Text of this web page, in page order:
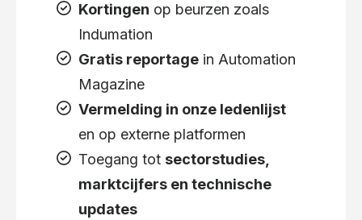
Kortingen op beurzen zoals
Indumation
Gratis reportage in Automation
Magazine
Vermelding in onze ledenlijst
en op externe platformen
Toegang tot sectorstudies,
marktcijfers en technische
updates